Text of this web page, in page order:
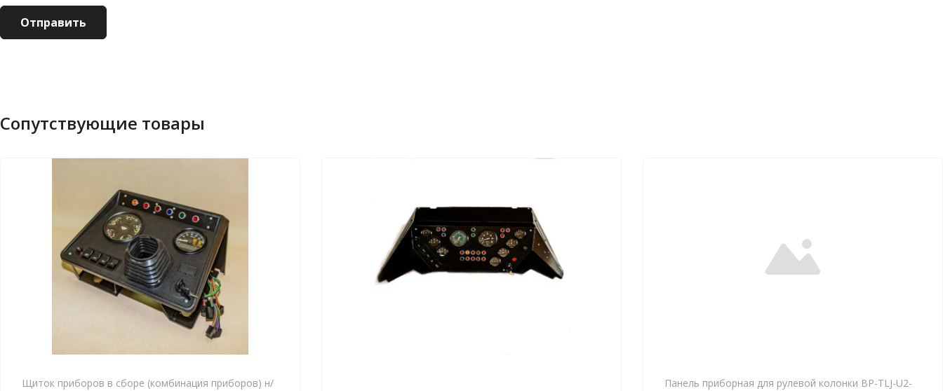
Сопутствующие товары
Щиток приборов в сборе (комбинация приборов) н/
Панель приборная для рулевой колонки BP-TLJ-U2-